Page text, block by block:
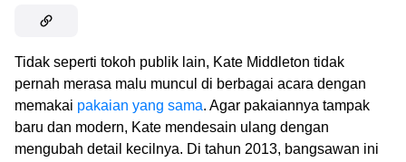
Tidak seperti tokoh publik lain, Kate Middleton tidak
pernah merasa malu muncul di berbagai acara dengan
memakai pakaian yang sama. Agar pakaiannya tampak
baru dan modern, Kate mendesain ulang dengan
mengubah detail kecilnya. Di tahun 2013, bangsawan ini